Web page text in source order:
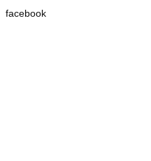
facebook